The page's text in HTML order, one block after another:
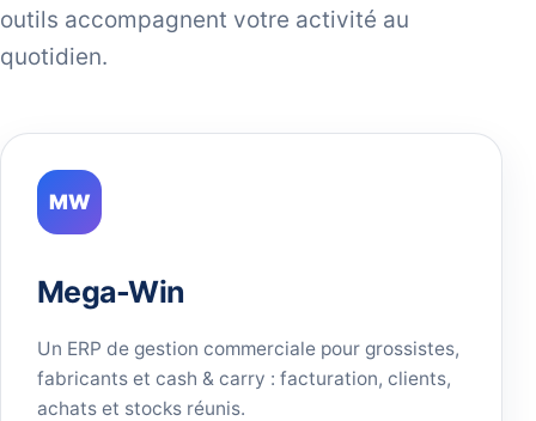
outils accompagnent votre activité au
quotidien.
MW
Mega-Win
Un ERP de gestion commerciale pour grossistes,
fabricants et cash & carry : facturation, clients,
achats et stocks réunis.